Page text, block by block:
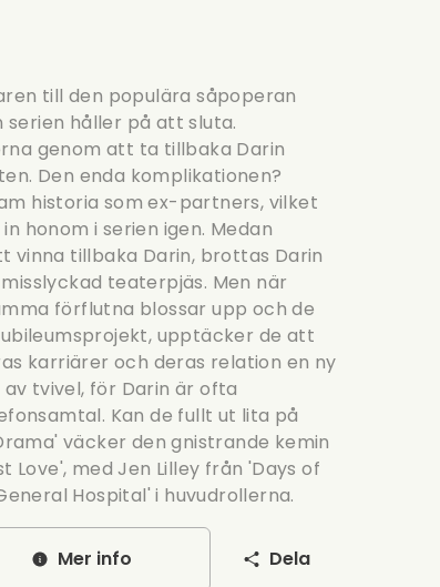
till den populära såpoperan
serien håller på att sluta.
genom att ta tillbaka Darin
Den enda komplikationen?
historia som ex-partners, vilket
honom i serien igen. Medan
vinna tillbaka Darin, brottas Darin
teaterpjäs. Men när
förflutna blossar upp och de
upptäcker de att
karriärer och deras relation en ny
tvivel, för Darin är ofta
Kan de fullt ut lita på
väcker den gnistrande kemin
med Jen Lilley från 'Days of
Hospital' i huvudrollerna.
Mer info Dela